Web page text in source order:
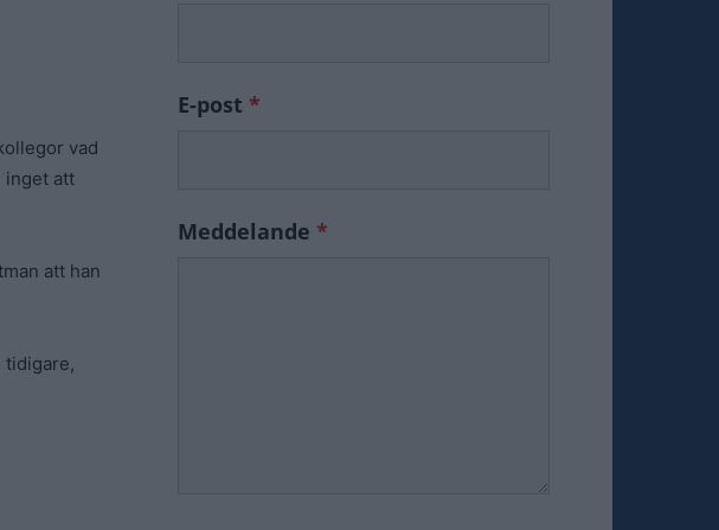
vad
inget att
att han
tidigare,
E-post *
Meddelande *